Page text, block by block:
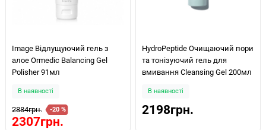
Image Відлущуючий гель з
алое Ormedic Balancing Gel
Polisher 91мл
В наявності
2884грн. -20 %
2307грн.
HydroPeptide Очищаючий пори
та тонізуючий гель для
вмивання Cleansing Gel 200мл
В наявності
2198грн.